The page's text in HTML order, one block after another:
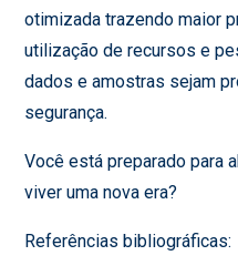
otimizada trazendo maior
utilização de recursos e
dados e amostras sejam
segurança.
Você está preparado para
viver uma nova era?
Referências bibliográficas: